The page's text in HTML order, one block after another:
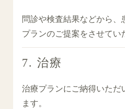
問診や検査結果などから、
プランのご提案をさせてい
7. 治療
治療プランにご納得いただ
ます。